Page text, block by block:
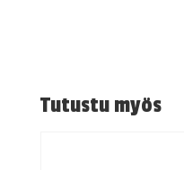
Tutustu myös